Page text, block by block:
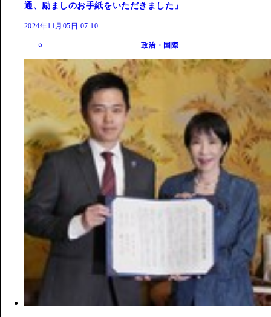
通、励ましのお手紙をいただきました」
2024年11月05日 07:10
政治・国際